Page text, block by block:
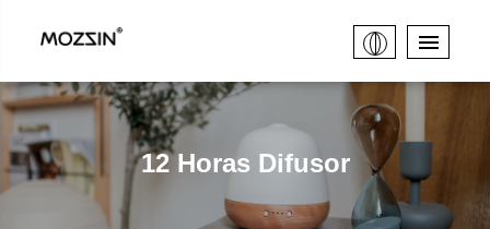
12 Horas Difusor